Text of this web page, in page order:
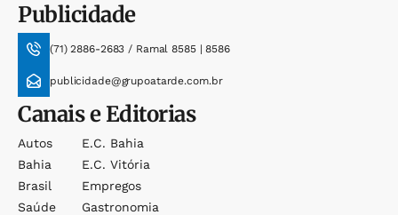
Publicidade
(71) 2886-2683 / Ramal 8585 | 8586
publicidade@grupoatarde.com.br
Canais e Editorias
Autos
Bahia
Brasil
Saúde
E.c. Bahia
E.c. Vitória
Empregos
Gastronomia